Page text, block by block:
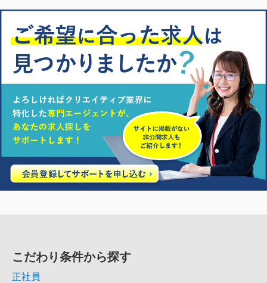
こだわり条件から探す
正社員